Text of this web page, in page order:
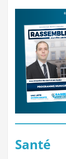
Santé